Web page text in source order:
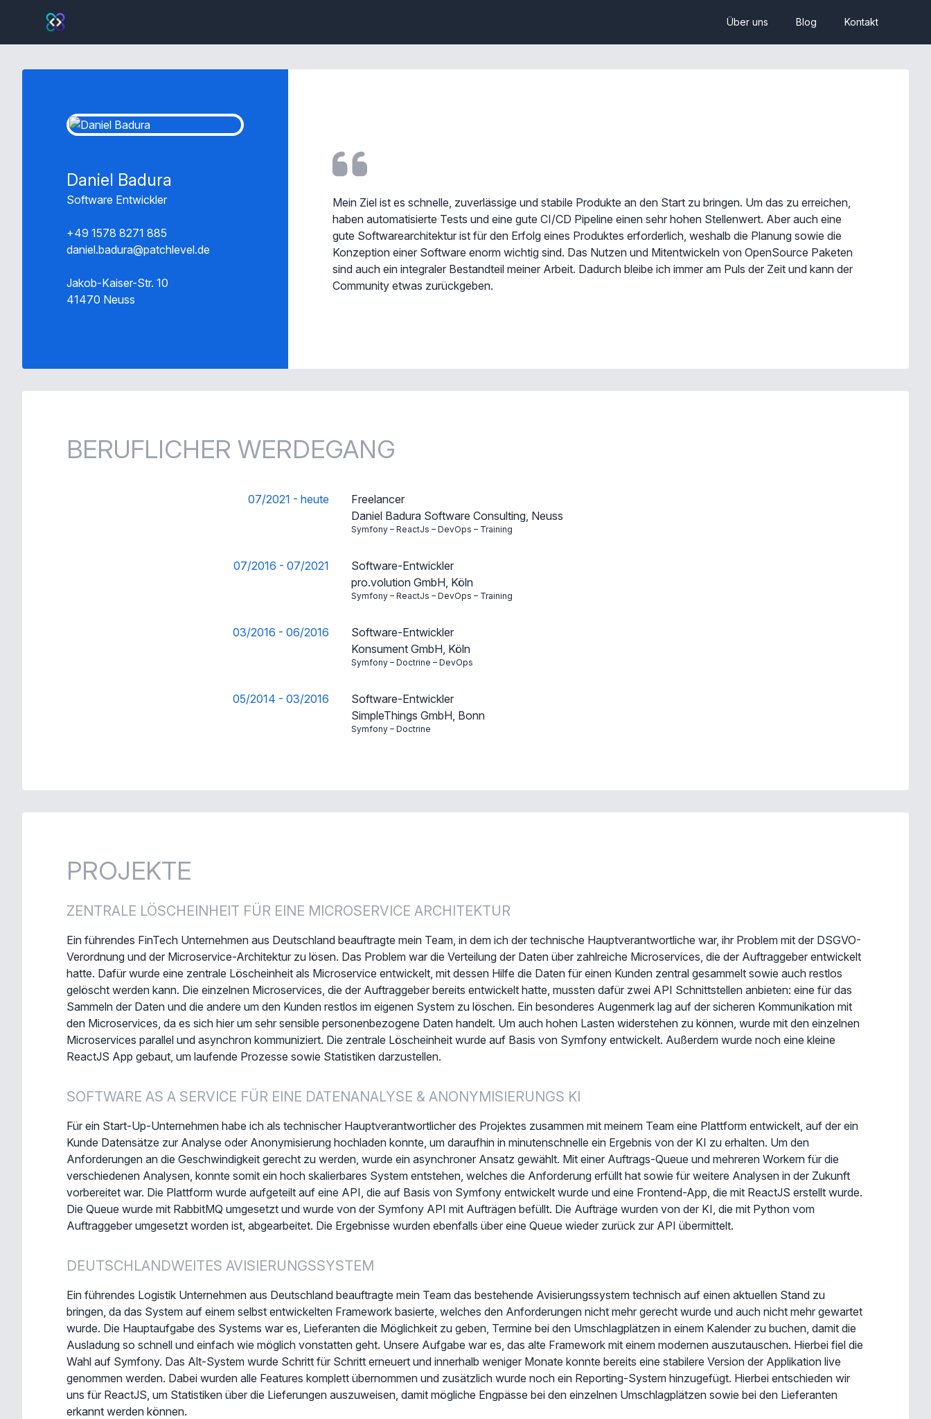
Über uns Blog Kontakt
Daniel Badura
Software Entwickler
+49 1578 8271 885
daniel.badura@patchlevel.de
Jakob-Kaiser-Str. 10
41470 Neuss
Mein Ziel ist es schnelle, zuverlässige und stabile Produkte an den Start zu bringen. Um das zu erreichen,
haben automatisierte Tests und eine gute CI/CD Pipeline einen sehr hohen Stellenwert. Aber auch eine
gute Softwarearchitektur ist für den Erfolg eines Produktes erforderlich, weshalb die Planung sowie die
Konzeption einer Software enorm wichtig sind. Das Nutzen und Mitentwickeln von OpenSource Paketen
sind auch ein integraler Bestandteil meiner Arbeit. Dadurch bleibe ich immer am Puls der Zeit und kann der
Community etwas zurückgeben.
BERUFLICHER WERDEGANG
07/2021 - heute
Freelancer
Daniel Badura Software Consulting, Neuss
Symfony – ReactJs – DevOps – Training
07/2016 - 07/2021
Software-Entwickler
pro.volution GmbH, Köln
Symfony – ReactJs – DevOps – Training
03/2016 - 06/2016
Software-Entwickler
Konsument GmbH, Köln
Symfony – Doctrine – DevOps
05/2014 - 03/2016
Software-Entwickler
SimpleThings GmbH, Bonn
Symfony – Doctrine
PROJEKTE
ZENTRALE LÖSCHEINHEIT FÜR EINE MICROSERVICE ARCHITEKTUR
Ein führendes FinTech Unternehmen aus Deutschland beauftragte mein Team, in dem ich der technische Hauptverantwortliche war, ihr Problem mit der DSGVO-
Verordnung und der Microservice-Architektur zu lösen. Das Problem war die Verteilung der Daten über zahlreiche Microservices, die der Auftraggeber entwickelt
hatte. Dafür wurde eine zentrale Löscheinheit als Microservice entwickelt, mit dessen Hilfe die Daten für einen Kunden zentral gesammelt sowie auch restlos
gelöscht werden kann. Die einzelnen Microservices, die der Auftraggeber bereits entwickelt hatte, mussten dafür zwei API Schnittstellen anbieten: eine für das
Sammeln der Daten und die andere um den Kunden restlos im eigenen System zu löschen. Ein besonderes Augenmerk lag auf der sicheren Kommunikation mit
den Microservices, da es sich hier um sehr sensible personenbezogene Daten handelt. Um auch hohen Lasten widerstehen zu können, wurde mit den einzelnen
Microservices parallel und asynchron kommuniziert. Die zentrale Löscheinheit wurde auf Basis von Symfony entwickelt. Außerdem wurde noch eine kleine
ReactJS App gebaut, um laufende Prozesse sowie Statistiken darzustellen.
SOFTWARE AS A SERVICE FÜR EINE DATENANALYSE & ANONYMISIERUNGS KI
Für ein Start-Up-Unternehmen habe ich als technischer Hauptverantwortlicher des Projektes zusammen mit meinem Team eine Plattform entwickelt, auf der ein
Kunde Datensätze zur Analyse oder Anonymisierung hochladen konnte, um daraufhin in minutenschnelle ein Ergebnis von der KI zu erhalten. Um den
Anforderungen an die Geschwindigkeit gerecht zu werden, wurde ein asynchroner Ansatz gewählt. Mit einer Auftrags-Queue und mehreren Workern für die
verschiedenen Analysen, konnte somit ein hoch skalierbares System entstehen, welches die Anforderung erfüllt hat sowie für weitere Analysen in der Zukunft
vorbereitet war. Die Plattform wurde aufgeteilt auf eine API, die auf Basis von Symfony entwickelt wurde und eine Frontend-App, die mit ReactJS erstellt wurde.
Die Queue wurde mit RabbitMQ umgesetzt und wurde von der Symfony API mit Aufträgen befüllt. Die Aufträge wurden von der KI, die mit Python vom
Auftraggeber umgesetzt worden ist, abgearbeitet. Die Ergebnisse wurden ebenfalls über eine Queue wieder zurück zur API übermittelt.
DEUTSCHLANDWEITES AVISIERUNGSSYSTEM
Ein führendes Logistik Unternehmen aus Deutschland beauftragte mein Team das bestehende Avisierungssystem technisch auf einen aktuellen Stand zu
bringen, da das System auf einem selbst entwickelten Framework basierte, welches den Anforderungen nicht mehr gerecht wurde und auch nicht mehr gewartet
wurde. Die Hauptaufgabe des Systems war es, Lieferanten die Möglichkeit zu geben, Termine bei den Umschlagplätzen in einem Kalender zu buchen, damit die
Ausladung so schnell und einfach wie möglich vonstatten geht. Unsere Aufgabe war es, das alte Framework mit einem modernen auszutauschen. Hierbei fiel die
Wahl auf Symfony. Das Alt-System wurde Schritt für Schritt erneuert und innerhalb weniger Monate konnte bereits eine stabilere Version der Applikation live
genommen werden. Dabei wurden alle Features komplett übernommen und zusätzlich wurde noch ein Reporting-System hinzugefügt. Hierbei entschieden wir
uns für ReactJS, um Statistiken über die Lieferungen auszuweisen, damit mögliche Engpässe bei den einzelnen Umschlagplätzen sowie bei den Lieferanten
erkannt werden können.